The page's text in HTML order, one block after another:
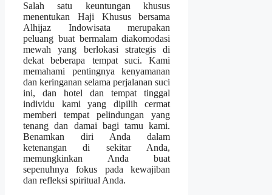
Salah satu keuntungan khusus
menentukan Haji Khusus bersama
Alhijaz Indowisata merupakan
peluang buat bermalam diakomodasi
mewah yang berlokasi strategis di
dekat beberapa tempat suci. Kami
memahami pentingnya kenyamanan
dan keringanan selama perjalanan suci
ini, dan hotel dan tempat tinggal
individu kami yang dipilih cermat
memberi tempat pelindungan yang
tenang dan damai bagi tamu kami.
Benamkan diri Anda dalam
ketenangan di sekitar Anda,
memungkinkan Anda buat
sepenuhnya fokus pada kewajiban
dan refleksi spiritual Anda.